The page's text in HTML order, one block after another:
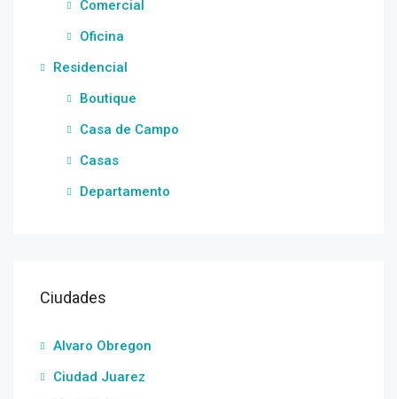
Comercial
Oficina
Residencial
Boutique
Casa de Campo
Casas
Departamento
Ciudades
Alvaro Obregon
Ciudad Juarez